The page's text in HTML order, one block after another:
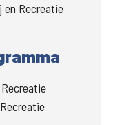
en Recreatie